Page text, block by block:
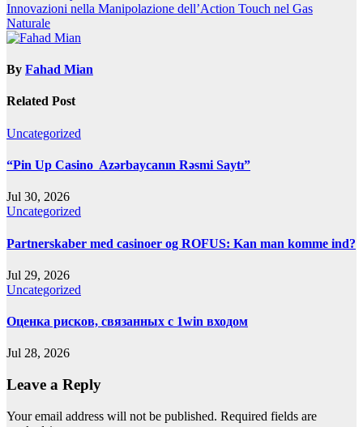
Innovazioni nella Manipolazione dell’Action Touch nel Gas
Naturale
By Fahad Mian
Related Post
Uncategorized
“Pin Up Casino ️ Azərbaycanın Rəsmi Saytı”
Jul 30, 2026
Uncategorized
Partnerskaber med casinoer og ROFUS: Kan man komme ind?
Jul 29, 2026
Uncategorized
Оценка рисков, связанных с 1win входом
Jul 28, 2026
Leave a Reply
Your email address will not be published. Required fields are